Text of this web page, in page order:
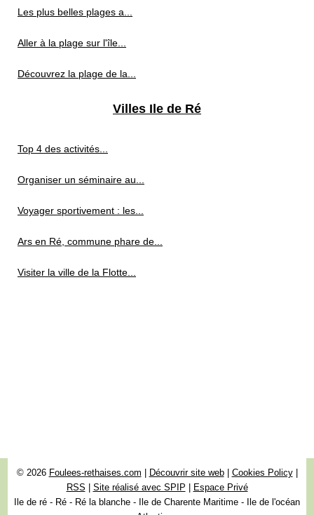
Les plus belles plages a...
Aller à la plage sur l'île...
Découvrez la plage de la...
Villes Ile de Ré
Top 4 des activités...
Organiser un séminaire au...
Voyager sportivement : les...
Ars en Ré, commune phare de...
Visiter la ville de la Flotte...
© 2026 Foulees-rethaises.com Découvrir site web| Cookies Policy|
RSS
Site réalisé avec SPIP
Espace Privé
Ile de ré - Ré - Ré la blanche - Ile de Charente Maritime - Ile de l'océan